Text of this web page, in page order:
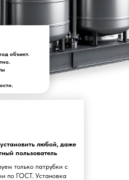
объект.
любой, даже
пользователь
только патрубки с
по ГОСТ. Установка